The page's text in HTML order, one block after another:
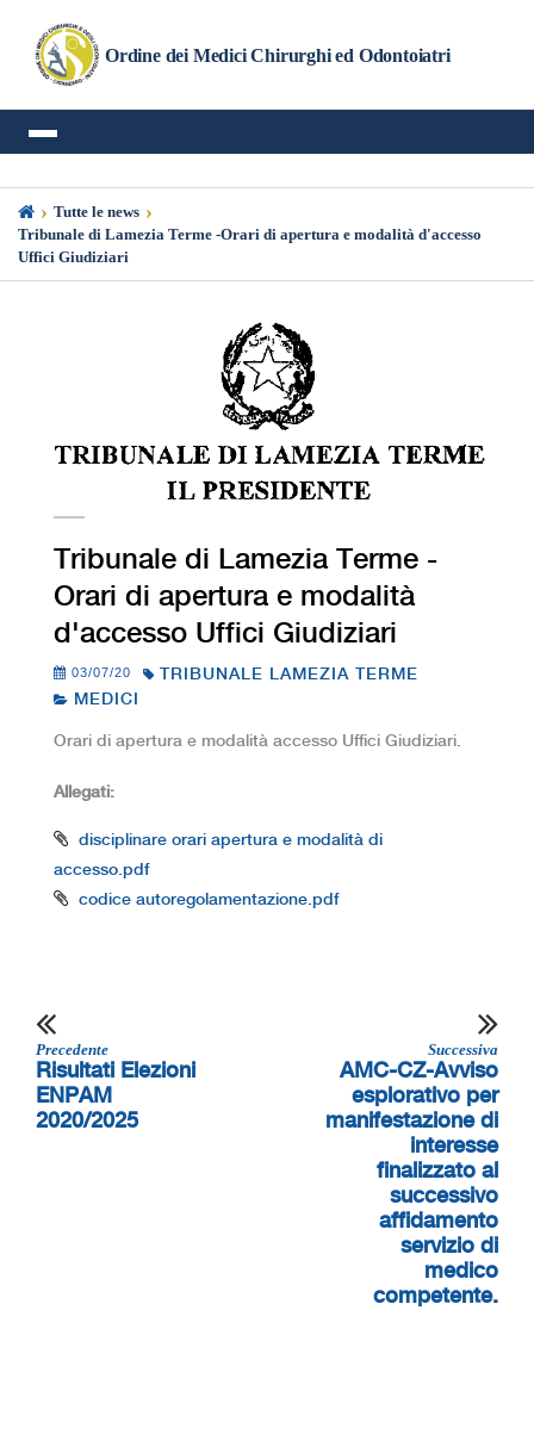
Ordine dei Medici Chirurghi ed Odontoiatri
› Tutte le news ›
Tribunale di Lamezia Terme -Orari di apertura e modalità d'accesso
Uffici Giudiziari
Tribunale di Lamezia Terme -
Orari di apertura e modalità
d'accesso Uffici Giudiziari
03/07/20
TRIBUNALE LAMEZIA TERME
MEDICI
Orari di apertura e modalità accesso Uffici Giudiziari.
Allegati:
disciplinare orari apertura e modalità di
accesso.pdf
codice autoregolamentazione.pdf
Precedente
Risultati Elezioni
ENPAM
2020/2025
Successiva
AMC-CZ-Avviso
esplorativo per
manifestazione di
interesse
finalizzato al
successivo
affidamento
servizio di
medico
competente.